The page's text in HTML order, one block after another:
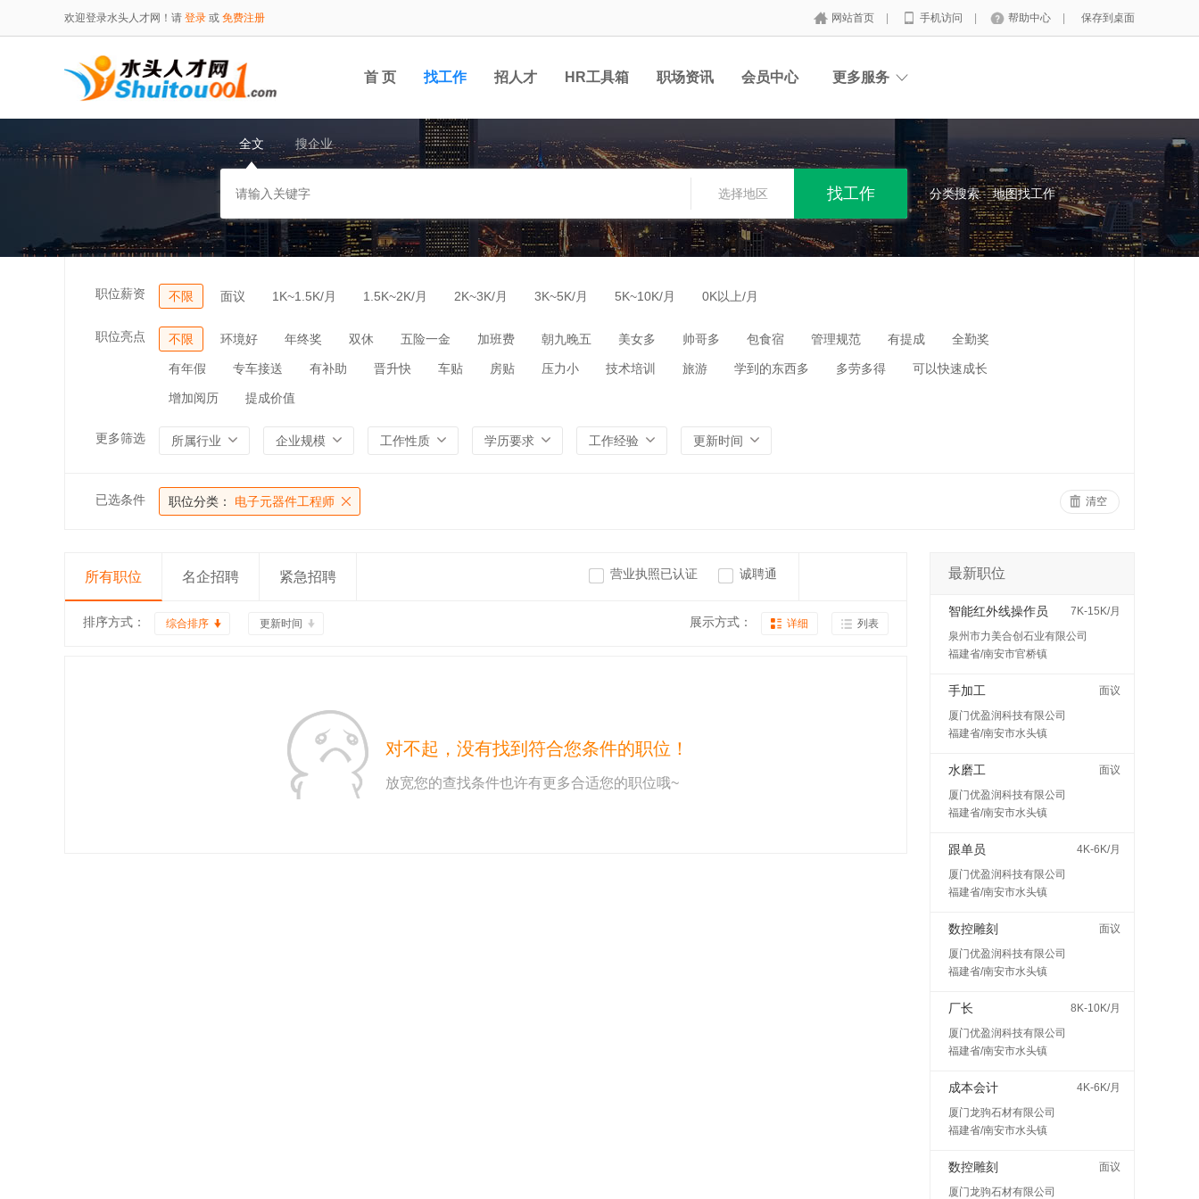
欢迎登录水头人才网！请 登录 或 免费注册 网站首页 手机访问 帮助中心 保存到桌面
首 页 找工作 招人才 HR工具箱 职场资讯 会员中心 更多服务
全文 搜企业
选择地区 分类搜索 地图找工作
职位薪资 不限 面议 1K~1.5K/月 1.5K~2K/月 2K~3K/月 3K~5K/月 5K~10K/月 0K以上/月
职位亮点 不限 环境好 年终奖 双休 五险一金 加班费 朝九晚五 美女多 帅哥多 包食宿 管理规范 有提成 全勤奖
有年假 专车接送 有补助 晋升快 车贴 房贴 压力小 技术培训 旅游 学到的东西多 多劳多得 可以快速成长
增加阅历 提成价值
更多筛选 所属行业 企业规模 工作性质 学历要求 工作经验 更新时间
已选条件 职位分类： 电子元器件工程师 清空
所有职位 名企招聘 紧急招聘 营业执照已认证 诚聘通
排序方式： 综合排序 更新时间 展示方式： 详细 列表
对不起，没有找到符合您条件的职位！
放宽您的查找条件也许有更多合适您的职位哦~
最新职位
智能红外线操作员
7K-15K/月
泉州市力美合创石业有限公司
福建省/南安市官桥镇
手加工
面议
厦门优盈润科技有限公司
福建省/南安市水头镇
水磨工
面议
厦门优盈润科技有限公司
福建省/南安市水头镇
跟单员
4K-6K/月
厦门优盈润科技有限公司
福建省/南安市水头镇
数控雕刻
面议
厦门优盈润科技有限公司
福建省/南安市水头镇
厂长
8K-10K/月
厦门优盈润科技有限公司
福建省/南安市水头镇
成本会计
4K-6K/月
厦门龙驹石材有限公司
福建省/南安市水头镇
数控雕刻
面议
厦门龙驹石材有限公司